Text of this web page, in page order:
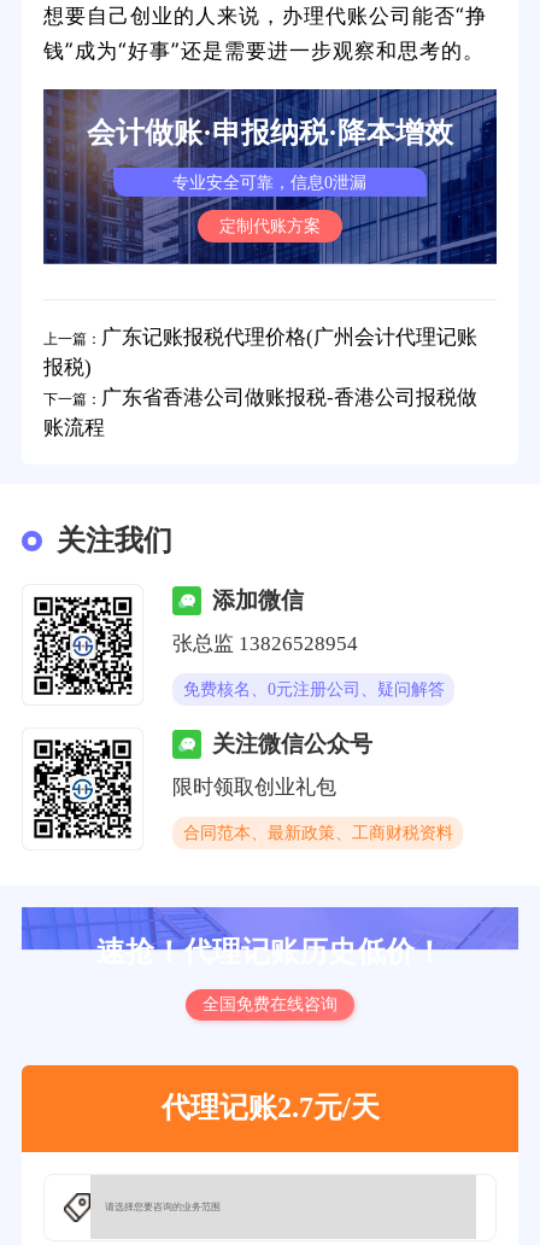
想要自己创业的人来说，办理代账公司能否“挣
钱”成为“好事”还是需要进一步观察和思考的。
会计做账·申报纳税·降本增效
专业安全可靠，信息0泄漏
定制代账方案
上一篇： 广东记账报税代理价格(广州会计代理记账
报税)
下一篇： 广东省香港公司做账报税-香港公司报税做
账流程
关注我们
添加微信
张总监 13826528954
免费核名、0元注册公司、疑问解答
关注微信公众号
限时领取创业礼包
合同范本、最新政策、工商财税资料
速抢！代理记账历史低价！
全国免费在线咨询
代理记账2.7元/天